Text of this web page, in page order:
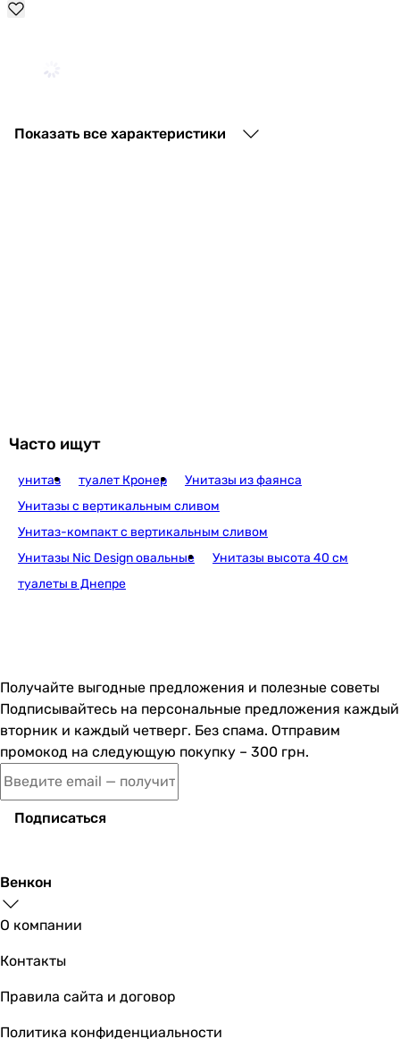
7 440
9 929грн
6 150 грн
10 730грн
Показать все характеристики
Часто ищут
унитаз туалет Кронер
Унитазы из фаянса
Унитазы с вертикальным сливом
Унитаз-компакт с вертикальным сливом
Унитазы Nic Design овальные
Унитазы высота 40 см
туалеты в Днепре
Получайте выгодные предложения и полезные советы
Подписывайтесь на персональные предложения каждый
вторник и каждый четверг. Без спама. Отправим
промокод на следующую покупку – 300 грн.
Подписаться
Венкон
О компании
Контакты
Правила сайта и договор
Политика конфиденциальности